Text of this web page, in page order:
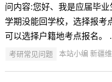
问内容:您好、我是应届毕
学期没能回学校，选择报考
可以选择户籍地考点报名。
考研常见问题 本站小编 新疆